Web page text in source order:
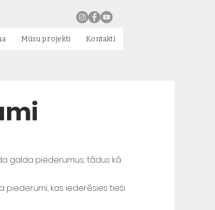
Mūsu projekti Kontakti
galda piederumus, tādus kā
piederumi, kas iederēsies tieši